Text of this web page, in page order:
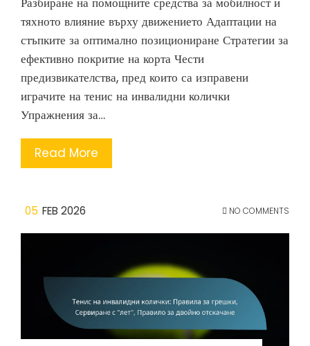
тяхното влияние върху движението Адаптации на
стъпките за оптимално позициониране Стратегии за
ефективно покритие на корта Чести
предизвикателства, пред които са изправени
играчите на тенис на инвалидни колички
Упражнения за…
Read More
05 FEB 2026 NO COMMENTS